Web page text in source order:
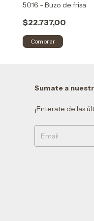
5016 - Buzo de frisa
$22.737,00
Comprar
Sumate a
¡Enterate de las